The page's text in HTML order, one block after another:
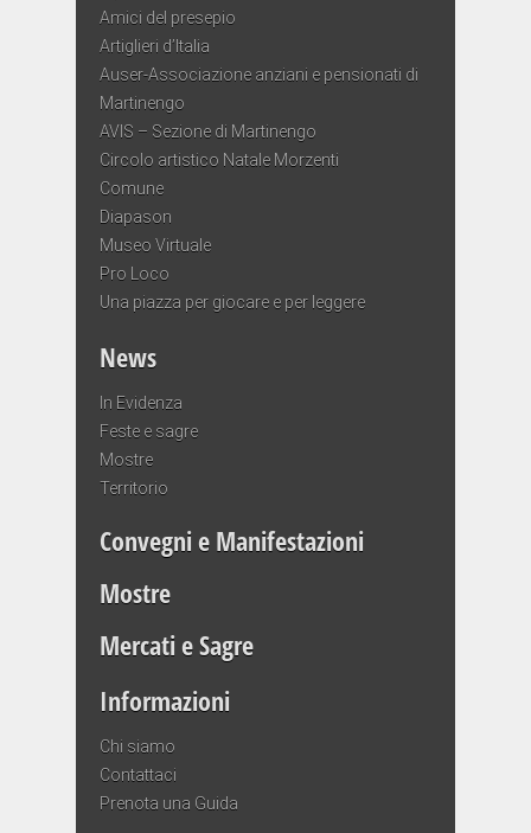
Amici del presepio
Artiglieri d’Italia
Auser-Associazione anziani e pensionati di
Martinengo
AVIS – Sezione di Martinengo
Circolo artistico Natale Morzenti
Comune
Diapason
Museo Virtuale
Pro Loco
Una piazza per giocare e per leggere
News
In Evidenza
Feste e sagre
Mostre
Territorio
Convegni e Manifestazioni
Mostre
Mercati e Sagre
Informazioni
Chi siamo
Contattaci
Prenota una Guida